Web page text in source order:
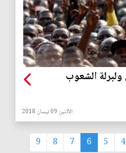
الشعوب
الأثنين 09 نيسان 2018
4
5
6
7
8
9